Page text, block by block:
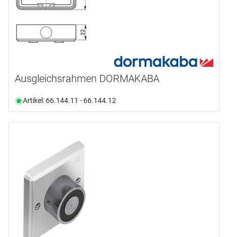
Ausgleichsrahmen DORMAKABA
Artikel: 66.144.11 - 66.144.12